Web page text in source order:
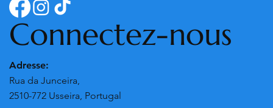
Connectez-nous
Adresse:
Rua da Junceira,
2510-772 Usseira, Portugal